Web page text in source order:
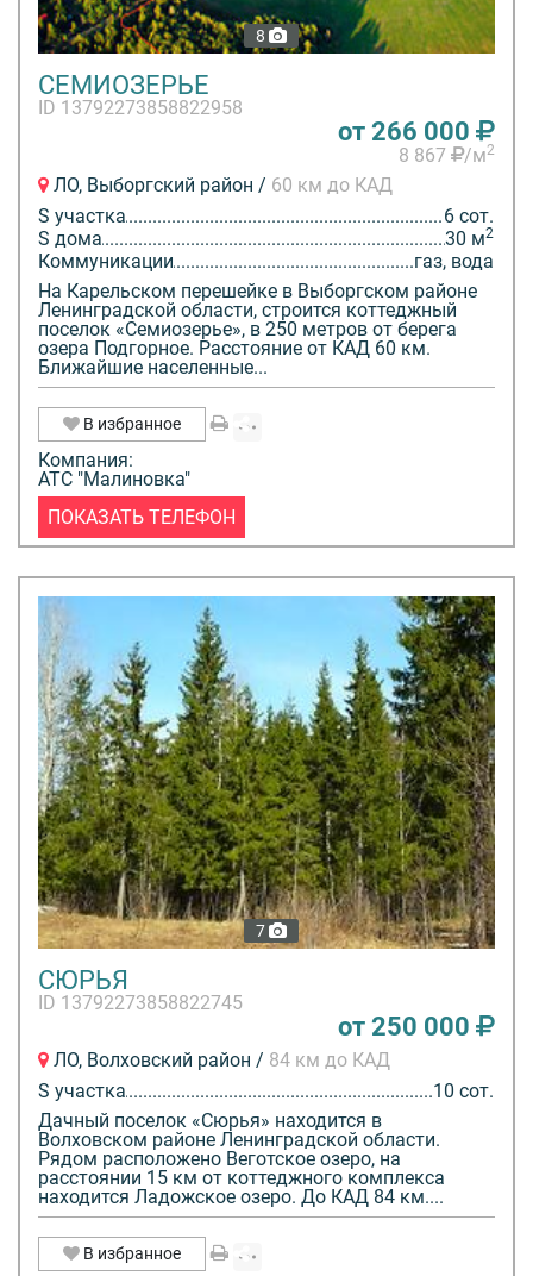
8
СЕМИОЗЕРЬЕ
ID 13792273858822958
от 266 000
8 867 /м2
ЛО, Выборгский район / 60 км до КАД
S участка
6 сот.
S дома
30 м2
Коммуникации
газ, вода
На Карельском перешейке в Выборгском районе
Ленинградской области, строится коттеджный
поселок «Семиозерье», в 250 метров от берега
озера Подгорное. Расстояние от КАД 60 км.
Ближайшие населенные...
В избранное
Компания:
АТС "Малиновка"
ПОКАЗАТЬ ТЕЛЕФОН
7
СЮРЬЯ
ID 13792273858822745
от 250 000
ЛО, Волховский район / 84 км до КАД
S участка
10 сот.
Дачный поселок «Сюрья» находится в
Волховском районе Ленинградской области.
Рядом расположено Веготское озеро, на
расстоянии 15 км от коттеджного комплекса
находится Ладожское озеро. До КАД 84 км....
В избранное